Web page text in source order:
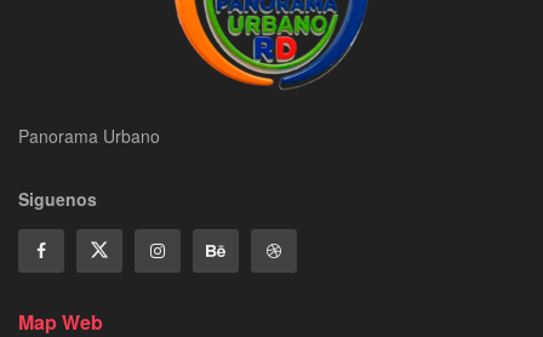
Panorama Urbano
Siguenos
Map Web